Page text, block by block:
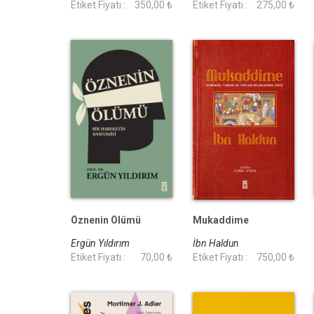
Etiket Fiyatı :
350,00 ₺
Etiket Fiyatı :
275,00 ₺
Öznenin Ölümü
Ergün Yıldırım
Etiket Fiyatı :
70,00 ₺
Mukaddime
İbn Haldun
Etiket Fiyatı :
750,00 ₺